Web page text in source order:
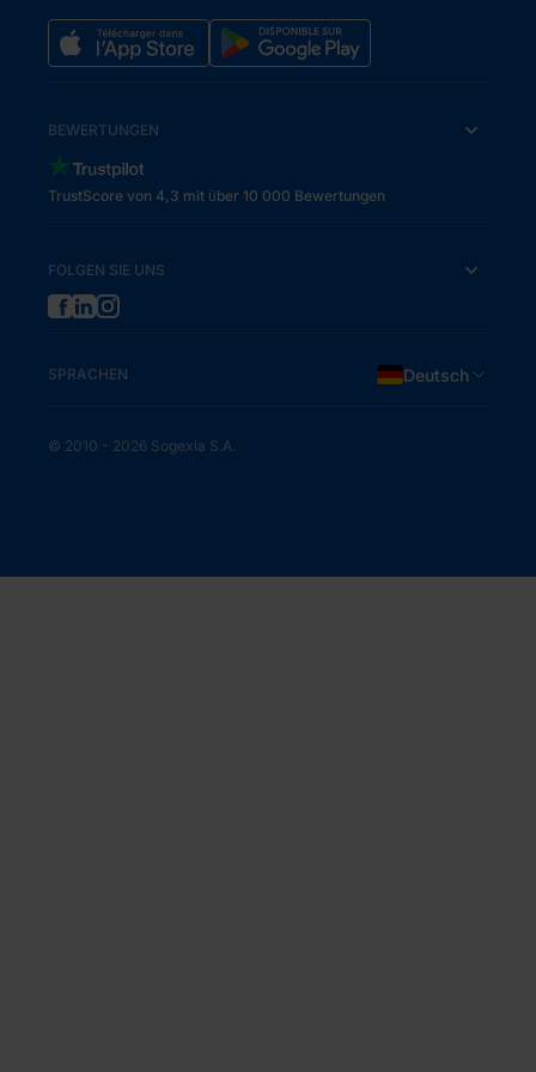
BEWERTUNGEN
TrustScore von 4,3 mit über 10 000 Bewertungen
FOLGEN SIE UNS
SPRACHEN Deutsch
© 2010 - 2026 Sogexia S.A.